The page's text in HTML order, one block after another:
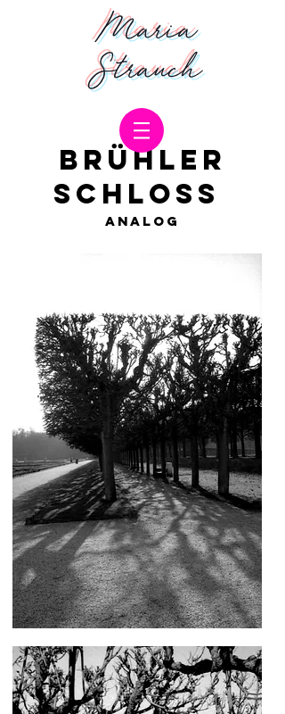
Maria
Strauch
BRÜHLER
SCHLOSS
ANALOG